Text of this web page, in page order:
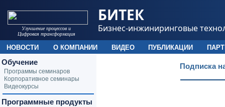
Подписка
Обучение
Программы семинаров
Корпоративное семинары
Видеокурсы
Программные продукты
Улучшение процессов и
Цифровая трансформация
БИТЕК
Бизнес-инжиниринговые
НОВОСТИ О КОМПАНИИ ВИДЕО ПУБЛИКАЦИИ